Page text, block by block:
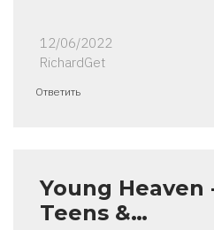
12/06/2022
RichardGet
Ответить
Young Heaven
Teens &…